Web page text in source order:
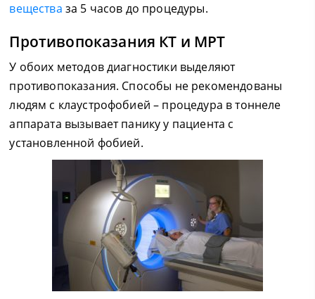
вещества за 5 часов до процедуры.
Противопоказания КТ и МРТ
У обоих методов диагностики выделяют
противопоказания. Способы не рекомендованы
людям с клаустрофобией – процедура в тоннеле
аппарата вызывает панику у пациента с
установленной фобией.